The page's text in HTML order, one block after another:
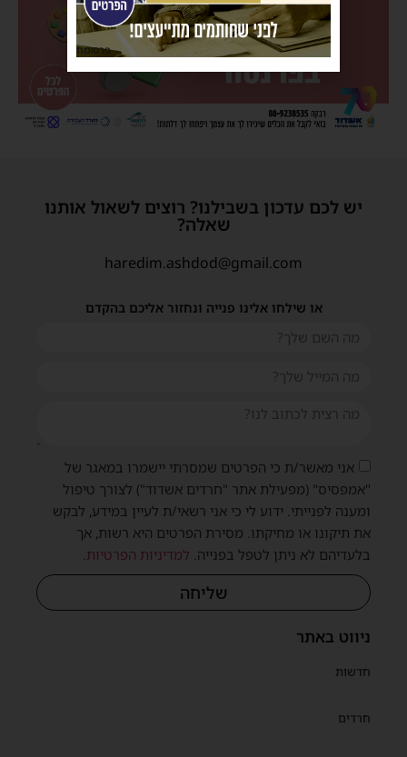
ניווט באתר
חדשות
חרדים
יש לכם עדכון בשבילנו? רוצים לשאול אותנו
שאלה?
haredim.ashdod@gmail.com
או שילחו אלינו פנייה ונחזור אליכם בהקדם
אני מאשר/ת כי הפרטים שמסרתי יישמרו במאגר של
"אמפסיס" (מפעילת אתר "חרדים אשדוד") לצורך טיפול
ומענה לפנייתי. ידוע לי כי אני רשאי/ת לעיין במידע, לבקש
את תיקונו או מחיקתו. מסירת הפרטים היא רשות, אך
בלעדיהם לא ניתן לטפל בפנייה. למדיניות הפרטיות.
שליחה
פרסומת